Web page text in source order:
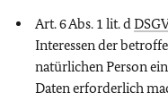
Art. 6 Abs. 1 lit. d
Interessen der
natürlichen Person
Daten erforderlich